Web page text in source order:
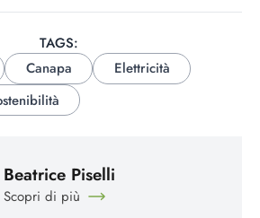
TAGS:
Canapa
Elettricità
Beatrice Piselli
Scopri di più